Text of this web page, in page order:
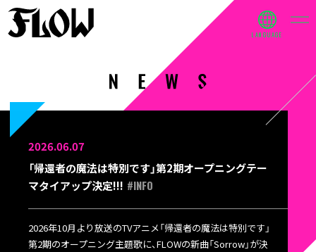
2026.06.07
「帰還者の魔法は特別です」第2期オープニングテー
マタイアップ決定!!! #INFO
2026年10月より放送のTVアニメ「帰還者の魔法は特別です」
第2期のオープニング主題歌に、FLOWの新曲「Sorrow」が決